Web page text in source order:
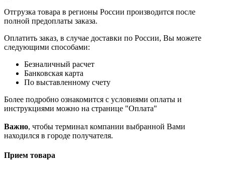
Отгрузка товара в регионы России производится после
полной предоплаты заказа.
Оплатить заказ, в случае доставки по России, Вы можете
следующими способами:
Безналичный расчет
Банковская карта
По выставленному счету
Более подробно ознакомится с условиями оплаты и
инструкциями можно на странице "Оплата"
Важно, чтобы терминал компании выбранной Вами
находился в городе получателя.
Прием товара